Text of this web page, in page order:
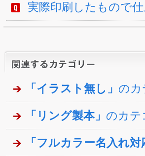
実際印刷したもので
「イラスト無し」 のカ
「リング製本」 のカテ
「フルカラー名入れ対